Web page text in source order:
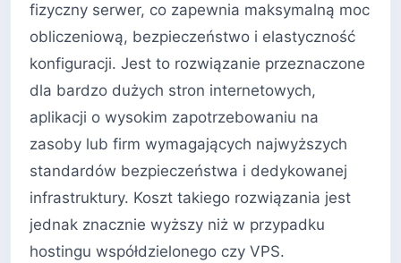
fizyczny serwer, co zapewnia maksymalną moc
obliczeniową, bezpieczeństwo i elastyczność
konfiguracji. Jest to rozwiązanie przeznaczone
dla bardzo dużych stron internetowych,
aplikacji o wysokim zapotrzebowaniu na
zasoby lub firm wymagających najwyższych
standardów bezpieczeństwa i dedykowanej
infrastruktury. Koszt takiego rozwiązania jest
jednak znacznie wyższy niż w przypadku
hostingu współdzielonego czy VPS.